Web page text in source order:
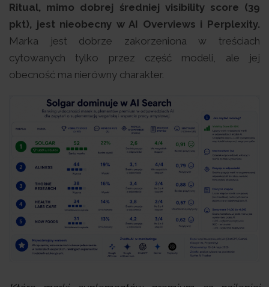
Ritual, mimo dobrej średniej visibility score (39
pkt), jest nieobecny w AI Overviews i Perplexity.
Marka jest dobrze zakorzeniona w treściach
cytowanych tylko przez część modeli, ale jej
obecność ma nierówny charakter.